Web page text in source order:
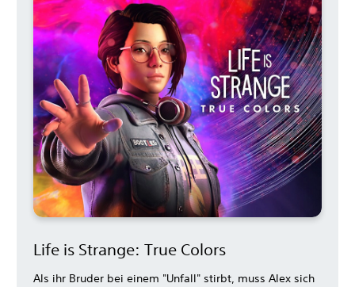
Life is Strange: True Colors
Als ihr Bruder bei einem "Unfall" stirbt, muss Alex sich